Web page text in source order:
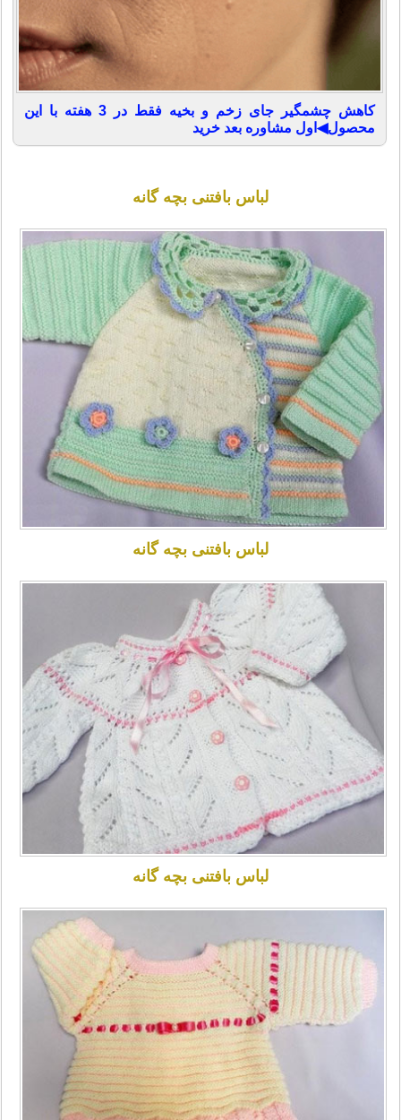
کاهش چشمگیر جای زخم و بخیه فقط در 3 هفته با این
محصول◀اول مشاوره بعد خرید
لباس بافتنی بچه گانه
لباس بافتنی بچه گانه
لباس بافتنی بچه گانه